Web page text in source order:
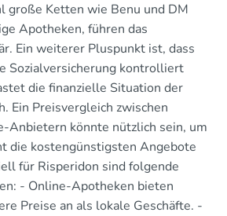
große Ketten wie Benu und DM
Apotheken, führen das
Ein weiterer Pluspunkt ist, dass
Sozialversicherung kontrolliert
die finanzielle Situation der
Ein Preisvergleich zwischen
Anbietern könnte nützlich sein, um
die kostengünstigsten Angebote
für Risperidon sind folgende
- Online-Apotheken bieten
Preise an als lokale Geschäfte. -